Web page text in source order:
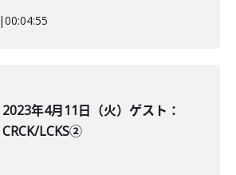
|00:04:55
2023年4月11日（火）ゲスト：
CRCK/LCKS②